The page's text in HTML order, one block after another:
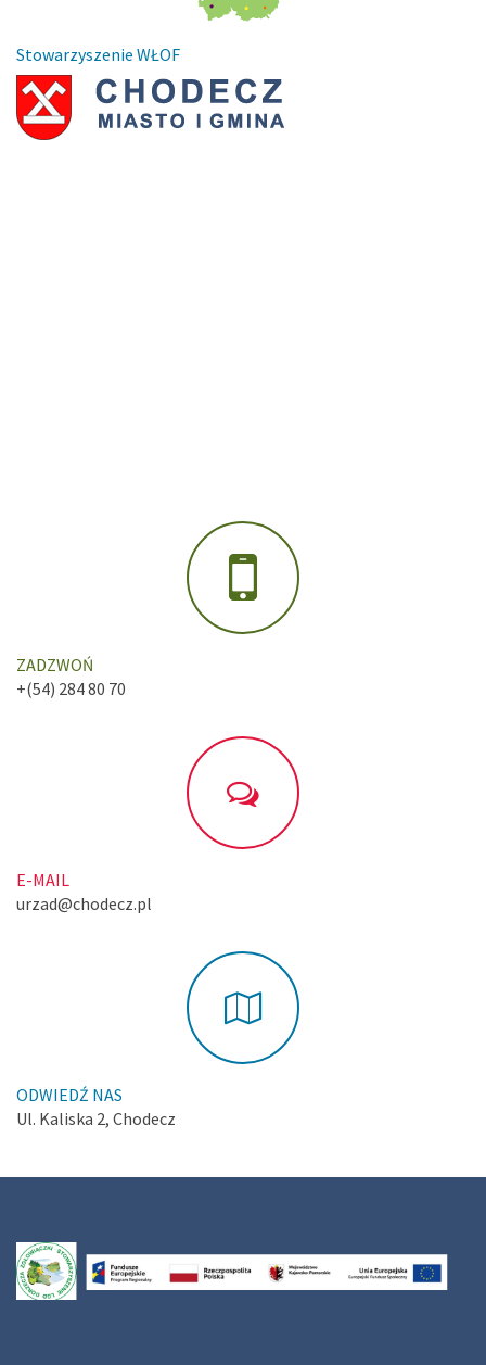
Stowarzyszenie WŁOF
ZADZWOŃ
+(54) 284 80 70
E-MAIL
urzad@chodecz.pl
ODWIEDŹ NAS
Ul. Kaliska 2, Chodecz